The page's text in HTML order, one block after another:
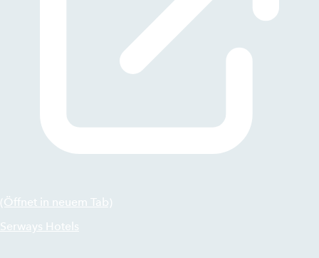
(Öffnet in neuem Tab)
Serways Hotels